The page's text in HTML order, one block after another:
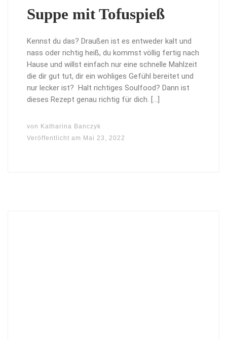
Suppe mit Tofuspieß
Kennst du das? Draußen ist es entweder kalt und
nass oder richtig heiß, du kommst völlig fertig nach
Hause und willst einfach nur eine schnelle Mahlzeit
die dir gut tut, dir ein wohliges Gefühl bereitet und
nur lecker ist? Halt richtiges Soulfood? Dann ist
dieses Rezept genau richtig für dich. […]
von Katharina Banczyk
Veröffentlicht am Mai 23, 2022